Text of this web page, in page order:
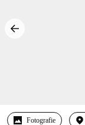
Fotografie